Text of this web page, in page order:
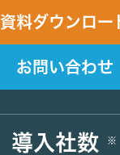
資料ダウンロー
お問い合わせ
導入社数